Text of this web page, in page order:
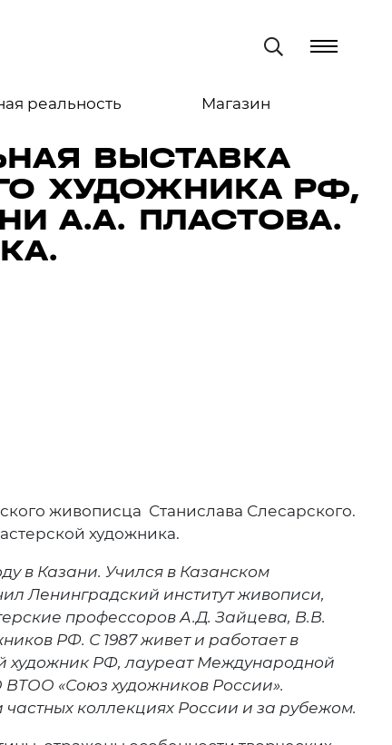
реальность Магазин
ВЫСТАВКА
ХУДОЖНИКА РФ,
А.А. ПЛАСТОВА.
живописца Станислава Слесарского.
художника.
в Казани. Учился в Казанском
Ленинградский институт живописи,
профессоров А.Д. Зайцева, В.В.
РФ. С 1987 живет и работает в
художник РФ, лауреат Международной
«Союз художников России».
коллекциях России и за рубежом.